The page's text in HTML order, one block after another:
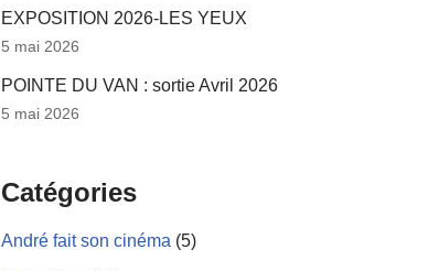
EXPOSITION 2026-LES YEUX
5 mai 2026
POINTE DU VAN : sortie Avril 2026
5 mai 2026
Catégories
André fait son cinéma (5)